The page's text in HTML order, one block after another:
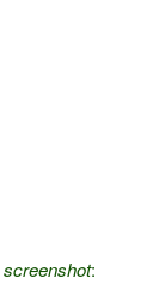
screenshot: